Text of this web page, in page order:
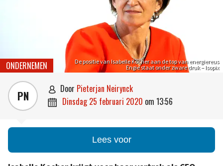
De positie van Isabelle Kocher aan de top van energiereus
Engie staat onder zware druk – Isopix
ONDERNEMEN
PN  door Pieterjan Neirynck
 dinsdag 25 februari 2020 om 13:56
Lees voor